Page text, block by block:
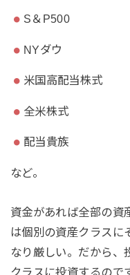
S＆P500
NYダウ
米国高配当株式
全米株式
配当貴族
など。
資金があれば全部の資
は個別の資産クラスに
なり厳しい。だから、
クラスに投資するので